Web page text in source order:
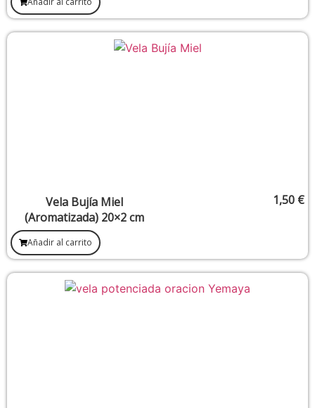
Vela Bujía Miel
(Aromatizada) 20×2 cm
1,50 €
Añadir al carrito